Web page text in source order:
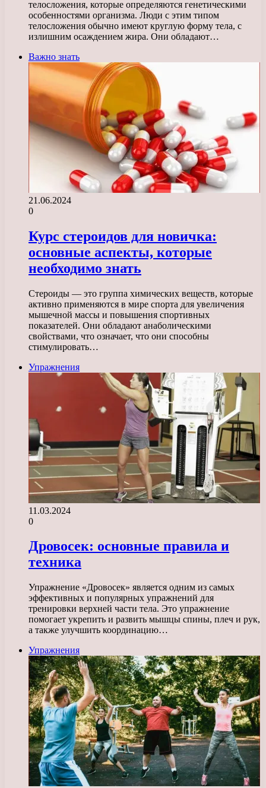
телосложения, которые определяются генетическими
особенностями организма. Люди с этим типом
телосложения обычно имеют круглую форму тела, с
излишним осаждением жира. Они обладают…
Важно знать
21.06.2024
0
Курс стероидов для новичка:
основные аспекты, которые
необходимо знать
Стероиды — это группа химических веществ, которые
активно применяются в мире спорта для увеличения
мышечной массы и повышения спортивных
показателей. Они обладают анаболическими
свойствами, что означает, что они способны
стимулировать…
Упражнения
11.03.2024
0
Дровосек: основные правила и
техника
Упражнение «Дровосек» является одним из самых
эффективных и популярных упражнений для
тренировки верхней части тела. Это упражнение
помогает укрепить и развить мышцы спины, плеч и рук,
а также улучшить координацию…
Упражнения